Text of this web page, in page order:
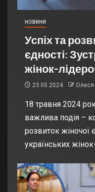
НОВИНИ
Успіх та
єдності:
жінок-
23.05.2024 Олеся
18 травня 2024
важлива подія –
розвиток жіночої
українських